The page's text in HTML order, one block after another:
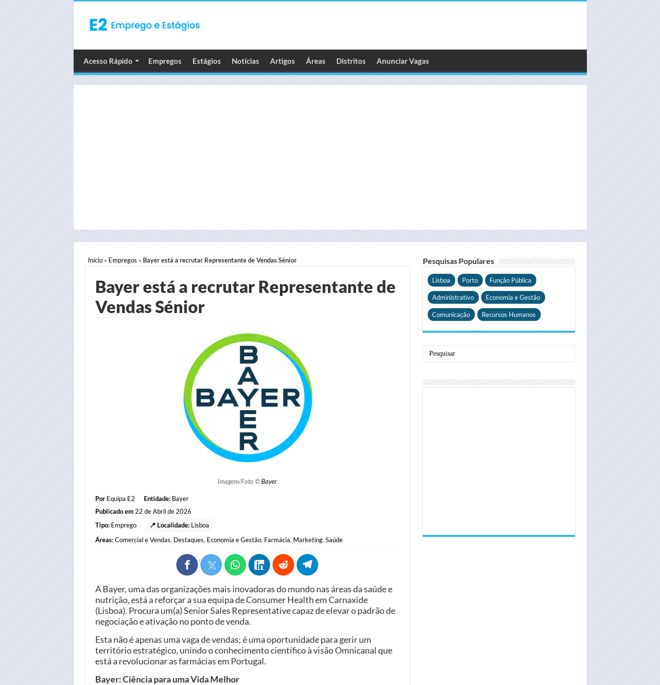
Acesso Rápido Empregos Estágios Notícias Artigos Áreas Distritos Anunciar Vagas
Início» Empregos » Bayer está a recrutar Representante de Vendas Sénior
Bayer está a recrutar Representante de
Vendas Sénior
Imagem/Foto ©Bayer
Por Equipa E2 Entidade: Bayer
Publicado em22 de Abril de 2026
Tipo: Emprego 📍 Localidade: Lisboa
Áreas: Comercial e Vendas, Destaques, Economia e Gestão, Farmácia, Marketing, Saúde
A Bayer, uma das organizações mais inovadoras do mundo nas áreas da saúde e
nutrição, está a reforçar a sua equipa de Consumer Health em Carnaxide
(Lisboa). Procura um(a) Senior Sales Representative capaz de elevar o padrão de
negociação e ativação no ponto de venda.
Esta não é apenas uma vaga de vendas; é uma oportunidade para gerir um
território estratégico, unindo o conhecimento científico à visão Omnicanal que
está a revolucionar as farmácias em Portugal.
Bayer: Ciência para uma Vida Melhor
Pesquisas Populares
Lisboa Porto Função Pública
Administrativo Economia e Gestão
Comunicação Recursos Humanos